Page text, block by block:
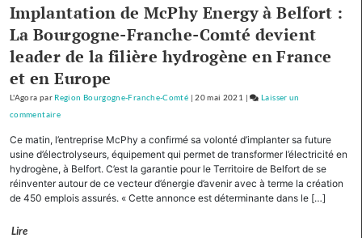
pour
le
tourisme
de
montagne
Implantation de McPhy Energy à Belfort :
La Bourgogne-Franche-Comté devient
leader de la filière hydrogène en France
et en Europe
L'Agora par Region Bourgogne-Franche-Comté |20 mai 2021 |
Laisser un
commentaireon
autres
Régions,
la
Ce matin, l’entreprise McPhy a confirmé sa volonté d’implanter sa future
usine d’électrolyseurs, équipement qui permet de transformer l’électricité en
hydrogène, à Belfort. C’est la garantie pour le Territoire de Belfort de se
réinventer autour de ce vecteur d’énergie d’avenir avec à terme la création
de 450 emplois assurés. « Cette annonce est déterminante dans le […]
Lire